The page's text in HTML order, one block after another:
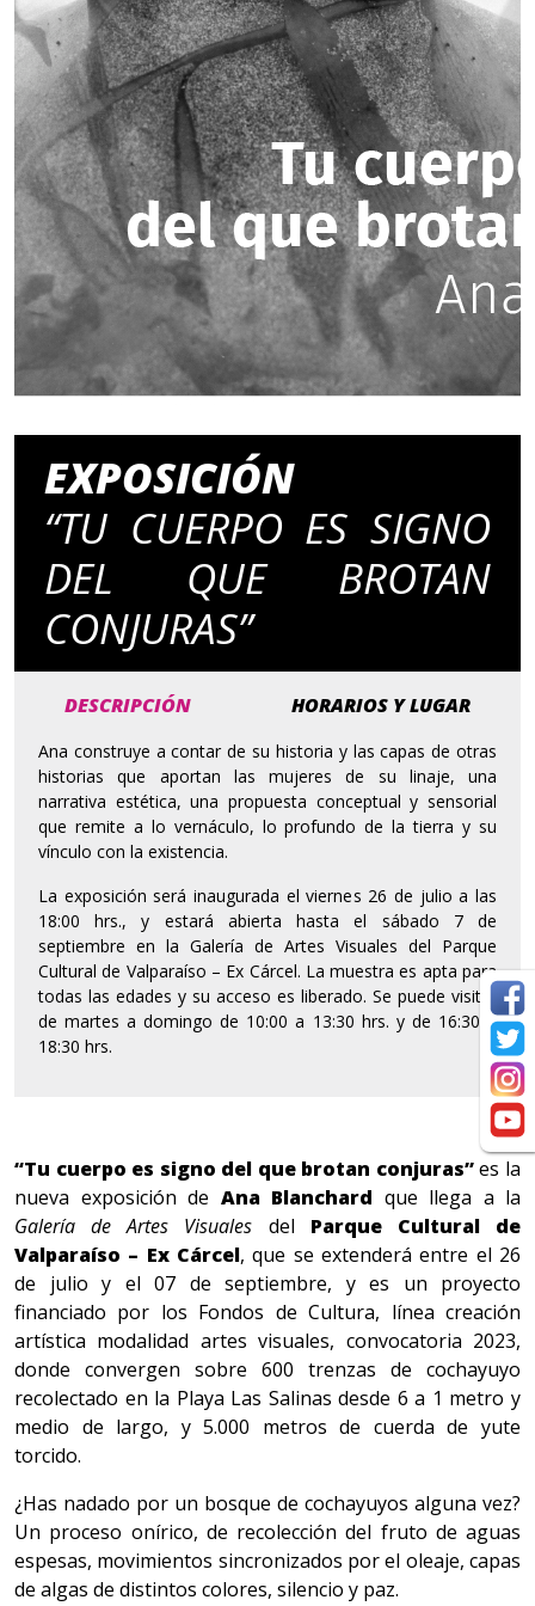
EXPOSICIÓN
“TU CUERPO ES SIGNO
DEL QUE BROTAN
CONJURAS”
DESCRIPCIÓN HORARIOS Y LUGAR
Ana construye a contar de su historia y las capas de otras
historias que aportan las mujeres de su linaje, una
narrativa estética, una propuesta conceptual y sensorial
que remite a lo vernáculo, lo profundo de la tierra y su
vínculo con la existencia.
La exposición será inaugurada el viernes 26 de julio a las
18:00 hrs., y estará abierta hasta el sábado 7 de
septiembre en la Galería de Artes Visuales del Parque
Cultural de Valparaíso – Ex Cárcel. La muestra es apta para
todas las edades y su acceso es liberado. Se puede visitar
de martes a domingo de 10:00 a 13:30 hrs. y de 16:30 a
18:30 hrs.
“Tu cuerpo es signo del que brotan conjuras”es la
nueva exposición de Ana Blanchard que llega a la
Galería de Artes Visuales del Parque Cultural de
Valparaíso – Ex Cárcel, que se extenderá entre el 26
de julio y el 07 de septiembre, y es un proyecto
financiado por los Fondos de Cultura, línea creación
artística modalidad artes visuales, convocatoria 2023,
donde convergen sobre 600 trenzas de cochayuyo
recolectado en la Playa Las Salinas desde 6 a 1 metro y
medio de largo, y 5.000 metros de cuerda de yute
torcido.
¿Has nadado por un bosque de cochayuyos alguna vez?
Un proceso onírico, de recolección del fruto de aguas
espesas, movimientos sincronizados por el oleaje, capas
de algas de distintos colores, silencio y paz.